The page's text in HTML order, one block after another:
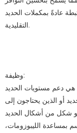
عادةً بمكملات الحديد
التقليدية.
وظيفة:
هي دعم مستويات الحديد
أو الذين يحتاجون إلى
شكل من أشكال الحديد
بمساعدة الليبوزومات،